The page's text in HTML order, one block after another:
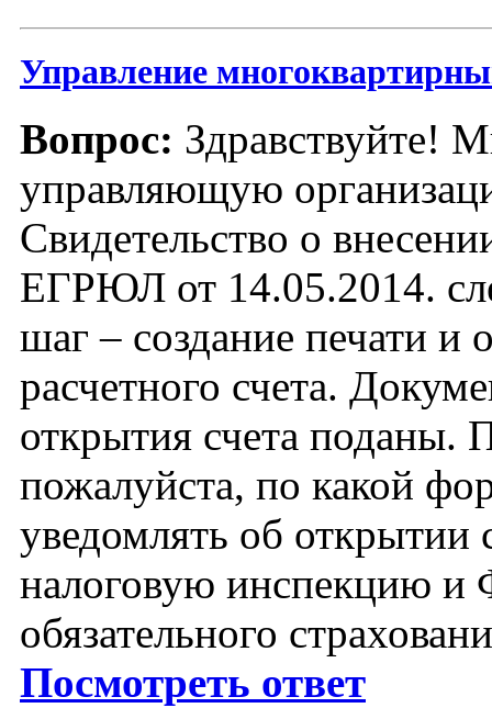
Управление
Вопрос: Здравствуйте!
управляющую
Свидетельство о
ЕГРЮЛ от 14.05.2014.
шаг – создание печати и
расчетного счета.
открытия счета поданы.
пожалуйста, по какой
уведомлять об открытии
налоговую инспекцию и
обязательного
Посмотреть ответ